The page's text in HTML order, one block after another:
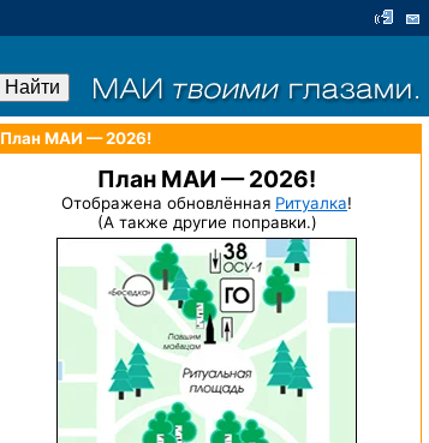
План МАИ — 2026!
План МАИ — 2026!
Отображена обновлённая Ритуалка!
(А также другие поправки.)